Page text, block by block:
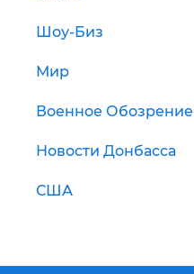
Шоу-Биз
Мир
Военное Обозрение
Новости Донбасса
США